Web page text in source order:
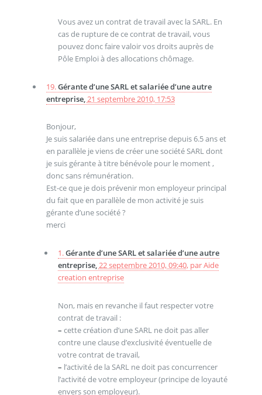
Vous avez un contrat de travail avec la SARL. En
cas de rupture de ce contrat de travail, vous
pouvez donc faire valoir vos droits auprès de
Pôle Emploi à des allocations chômage.
19.Gérante d’une SARL et salariée d’une autre
entreprise, 21 septembre 2010, 17:53
Bonjour,
Je suis salariée dans une entreprise depuis 6.5 ans et
en parallèle je viens de créer une société SARL dont
je suis gérante à titre bénévole pour le moment ,
donc sans rémunération.
Est-ce que je dois prévenir mon employeur principal
du fait que en parallèle de mon activité je suis
gérante d’une société ?
merci
1.Gérante d’une SARL et salariée d’une autre
entreprise,22 septembre 2010, 09:40, parAide
creation entreprise
Non, mais en revanche il faut respecter votre
contrat de travail :
– cette création d’une SARL ne doit pas aller
contre une clause d’exclusivité éventuelle de
votre contrat de travail,
– l’activité de la SARL ne doit pas concurrencer
l’activité de votre employeur (principe de loyauté
envers son employeur).